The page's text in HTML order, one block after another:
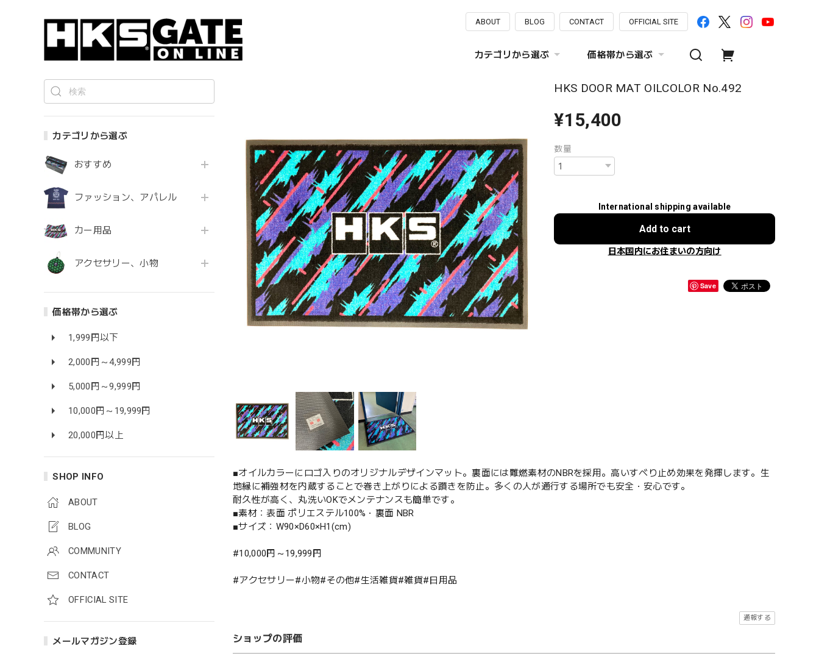
ABOUT BLOG CONTACT OFFICIAL SITE
カテゴリから選ぶ 価格帯から選ぶ
カテゴリから選ぶ
おすすめ
ファッション、アパレル
カー用品
アクセサリー、小物
価格帯から選ぶ
1,999円以下
2,000円～4,999円
5,000円～9,999円
10,000円～19,999円
20,000円以上
SHOP INFO
ABOUT
BLOG
COMMUNITY
CONTACT
OFFICIAL SITE
メールマガジン登録
HKS DOOR MAT OILCOLOR No.492
¥15,400
数量
International shipping available
Add to cart
日本国内にお住まいの方向け
Save
■オイルカラーにロゴ入りのオリジナルデザインマット。裏面には難燃素材のNBRを採用。高いすべり止め効果を発揮します。生
地縁に補強材を内蔵することで巻き上がりによる躓きを防止。多くの人が通行する場所でも安全・安心です。
耐久性が高く、丸洗いOKでメンテナンスも簡単です。
■素材：表面 ポリエステル100%・裏面 NBR
■サイズ：W90×D60×H1(cm)
#10,000円～19,999円
#アクセサリー#小物#その他#生活雑貨#雑貨#日用品
通報する
ショップの評価